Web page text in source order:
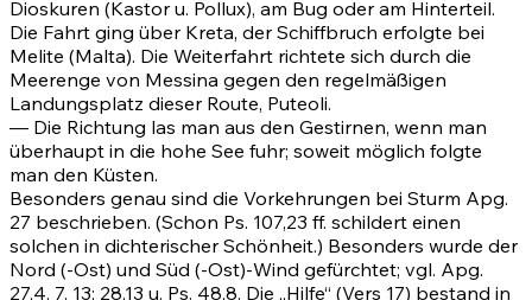
Dioskuren (Kastor u. Pollux), am Bug oder am Hinterteil.
Die Fahrt ging über Kreta, der Schiffbruch erfolgte bei
Melite (Malta). Die Weiterfahrt richtete sich durch die
Meerenge von Messina gegen den regelmäßigen
Landungsplatz dieser Route, Puteoli.
— Die Richtung las man aus den Gestirnen, wenn man
überhaupt in die hohe See fuhr; soweit möglich folgte
man den Küsten.
Besonders genau sind die Vorkehrungen bei Sturm Apg.
27 beschrieben. (Schon Ps. 107,23 ff. schildert einen
solchen in dichterischer Schönheit.) Besonders wurde der
Nord (-Ost) und Süd (-Ost)-Wind gefürchtet; vgl. Apg.
27,4. 7. 13; 28,13 u. Ps. 48,8. Die „Hilfe“ (Vers 17) bestand in